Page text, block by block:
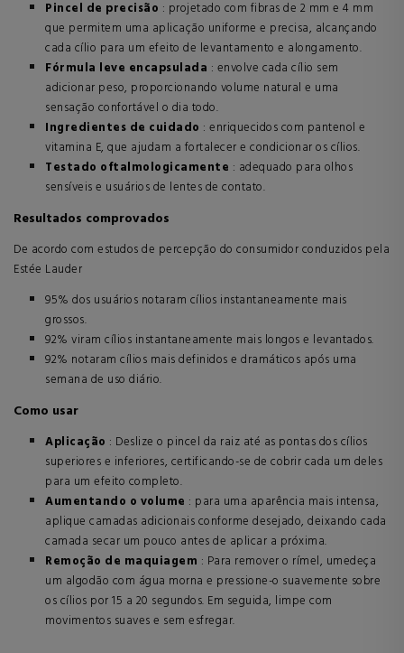
Pincel de precisão : projetado com fibras de 2 mm e 4 mm
que permitem uma aplicação uniforme e precisa, alcançando
cada cílio para um efeito de levantamento e alongamento.
Fórmula leve encapsulada : envolve cada cílio sem
adicionar peso, proporcionando volume natural e uma
sensação confortável o dia todo.
Ingredientes de cuidado : enriquecidos com pantenol e
vitamina E, que ajudam a fortalecer e condicionar os cílios.
Testado oftalmologicamente : adequado para olhos
sensíveis e usuários de lentes de contato.
Resultados comprovados
De acordo com estudos de percepção do consumidor conduzidos pela
Estée Lauder
95% dos usuários notaram cílios instantaneamente mais
grossos.
92% viram cílios instantaneamente mais longos e levantados.
92% notaram cílios mais definidos e dramáticos após uma
semana de uso diário.
Como usar
Aplicação : Deslize o pincel da raiz até as pontas dos cílios
superiores e inferiores, certificando-se de cobrir cada um deles
para um efeito completo.
Aumentando o volume : para uma aparência mais intensa,
aplique camadas adicionais conforme desejado, deixando cada
camada secar um pouco antes de aplicar a próxima.
Remoção de maquiagem : Para remover o rímel, umedeça
um algodão com água morna e pressione-o suavemente sobre
os cílios por 15 a 20 segundos. Em seguida, limpe com
movimentos suaves e sem esfregar.